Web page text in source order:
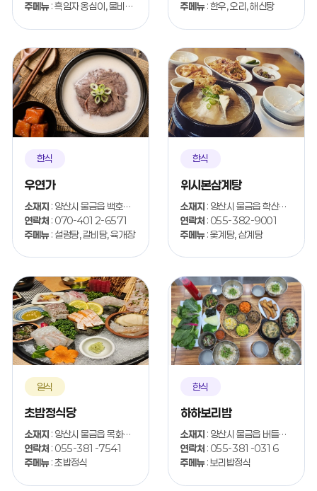
주메뉴 : 흑임자 옹심이, 물비빔 메밀면
주메뉴 : 한우, 오리, 해신탕
한식
우연가
소재지 : 양산시 물금읍 백호2길 23-11
연락처 : 070-4012-6571
주메뉴 : 설렁탕, 갈비탕, 육개장
한식
위시본삼계탕
소재지 : 양산시 물금읍 학산1길 16-12
연락처 : 055-382-9001
주메뉴 : 옻계탕, 삼계탕
일식
초밥정식당
소재지 : 양산시 물금읍 목화로 40
연락처 : 055-381-7541
주메뉴 : 초밥정식
한식
하하보리밥
소재지 : 양산시 물금읍 버들3길 8-1
연락처 : 055-381-0316
주메뉴 : 보리밥정식